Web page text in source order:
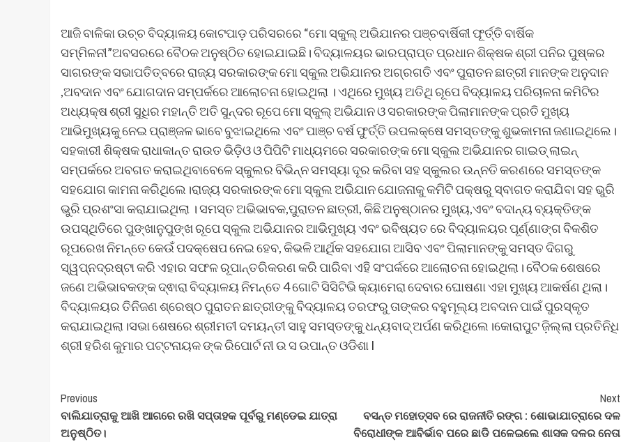
ଆଜି ବାଳିକା ଉଚ୍ଚ ବିଦ୍ୟାଳୟ କୋଟପାଡ଼ ପରିସରରେ “ମୋ ସ୍କୁଲ୍ ଅଭିଯାନର ପଞ୍ଚବାର୍ଷିକୀ ଫୂର୍ତ୍ତି ବାର୍ଷିକ
ସମ୍ମିଳନୀ”ଅବସରରେ ବୈଠକ ଅନୁଷ୍ଠିତ ହୋଇଯାଇଛି। ବିଦ୍ୟାଳୟର ଭାରପ୍ରାପ୍ତ ପ୍ରଧାନ ଶିକ୍ଷକ ଶ୍ରୀ ପନିର ପୁଷ୍କର
ସାଗରଙ୍କ ସଭାପତିତ୍ବରେ ରାଜ୍ୟ ସରକାରଙ୍କ ମୋ ସ୍କୁଲ ଅଭିଯାନର ଅଗ୍ରଗତି ଏବଂ ପୁରାତନ ଛାତ୍ରୀ ମାନଙ୍କ ଅନୁଦାନ
,ଅବଦାନ ଏବଂ ଯୋଗଦାନ ସମ୍ପର୍କରେ ଆଲୋଚନା ହୋଇଥିଲା । ଏଥିରେ ମୁଖ୍ୟ ଅତିଥି ରୂପେ ବିଦ୍ୟାଳୟ ପରିଚାଳନା କମିଟିର
ଅଧ୍ୟକ୍ଷ ଶ୍ରୀ ସୁଧିର ମହାନ୍ତି ଅତି ସୁନ୍ଦର ରୂପେ ମୋ ସ୍କୁଲ୍ ଅଭିଯାନ ଓ ସରକାରଙ୍କ ପିଲାମାନଙ୍କ ପ୍ରତି ମୁଖ୍ୟ
ଆଭିମୁଖ୍ୟକୁ ନେଇ ପ୍ରାଞ୍ଜଳ ଭାବେ ବୁଝାଇଥିଲେ ଏବଂ ପାଞ୍ଚ ବର୍ଷ ଫୁର୍ତ୍ତି ଉପଲକ୍ଷେ ସମସ୍ତଙ୍କୁ ଶୁଭକାମନା ଜଣାଇଥିଲେ।
ସହକାରୀ ଶିକ୍ଷକ ରାଧାକାନ୍ତ ରାଉତ ଭିଡ଼ିଓ ଓ ପିପିଟି ମାଧ୍ୟମରେ ସରକାରଙ୍କ ମୋ ସ୍କୁଲ ଅଭିଯାନର ଗାଇଡ୍ ଲାଇନ୍
ସମ୍ପର୍କରେ ଅବଗତ କରାଇଥିବାବେଳେ ସ୍କୁଲର ବିଭିନ୍ନ ସମସ୍ୟା ଦୂର କରିବା ସହ ସ୍କୁଲର ଉନ୍ନତି କରଣରେ ସମସ୍ତଙ୍କ
ସହଯୋଗ କାମନା କରିଥିଲେ।ରାଜ୍ୟ ସରକାରଙ୍କ ମୋ ସ୍କୁଲ ଅଭିଯାନ ଯୋଜନାକୁ କମିଟି ପକ୍ଷରୁ ସ୍ବାଗତ କରାଯିବା ସହ ଭୁରି
ଭୁରି ପ୍ରଶଂସା କରାଯାଇଥିଲା । ସମସ୍ତ ଅଭିଭାବକ,ପୁରାତନ ଛାତ୍ରୀ, କିଛି ଅନୁଷ୍ଠାନର ମୁଖ୍ୟ,ଏବଂ ବଦାନ୍ୟ ବ୍ୟକ୍ତିଙ୍କ
ଉପସ୍ଥିତିରେ ପୁଙ୍ଖାନୁପୁଙ୍ଖ ରୂପେ ସ୍କୁଲ ଅଭିଯାନର ଆଭିମୁଖ୍ୟ ଏବଂ ଭବିଷ୍ୟତ ରେ ବିଦ୍ୟାଳୟର ପୂର୍ଣ୍ଣାଙ୍ଗ ବିକଶିତ
ରୂପରେଖ ନିମନ୍ତେ କେଉଁ ପଦକ୍ଷେପ ନେଇ ହେବ, କିଭଳି ଆର୍ଥିକ ସହଯୋଗ ଆସିବ ଏବଂ ପିଲାମାନଙ୍କୁ ସମସ୍ତ ଦିଗରୁ
ସ୍ୱପ୍ନଦ୍ରଷ୍ଟା କରି ଏହାର ସଫଳ ରୂପାନ୍ତରିକରଣ କରି ପାରିବା ଏହି ସଂପର୍କରେ ଆଲୋଚନା ହୋଇଥିଲା। ବୈଠକ ଶେଷରେ
ଜଣେ ଅଭିଭାବକଙ୍କ ଦ୍ଵାରା ବିଦ୍ୟାଳୟ ନିମନ୍ତେ 4 ଗୋଟି ସିସିଟିଭି କ୍ୟାମେରା ଦେବାର ଘୋଷଣା ଏହା ମୁଖ୍ୟ ଆକର୍ଷଣ ଥିଲା।
ବିଦ୍ୟାଳୟର ତିନିଜଣ ଶ୍ରେଷ୍ଠ ପୁରାତନ ଛାତ୍ରୀଙ୍କୁ ବିଦ୍ୟାଳୟ ତରଫରୁ ତାଙ୍କର ବହୁମୂଲ୍ୟ ଅବଦାନ ପାଇଁ ପୁରସ୍କୃତ
କରାଯାଇଥିଲା।ସଭା ଶେଷରେ ଶ୍ରୀମତୀ ଦମୟନ୍ତୀ ସାହୁ ସମସ୍ତଙ୍କୁ ଧନ୍ୟବାଦ୍ ଅର୍ପଣ କରିଥିଲେ।କୋରାପୁଟ ଜ଼ିଲ୍ଲା ପ୍ରତିନିଧି
ଶ୍ରୀ ହରିଶ କୁମାର ପଟ୍ଟନାୟକ ଙ୍କ ରିପୋର୍ଟ ନୀ ଉ ସ ଉପାନ୍ତ ଓଡିଶା I
Post
Navigation
Previous
ବାଲିଯାତ୍ରାକୁ ଆଖି ଆଗରେ ରଖି ସପ୍ତାହକ ପୂର୍ବରୁ ମଣ୍ଡେଇ ଯାତ୍ରା
ଅନୁଷ୍ଠିତ।
Next
ବସନ୍ତ ମହୋତ୍ସବ ରେ ରାଜନୀତି ରଙ୍ଗ : ଶୋଭାଯାତ୍ରାରେ ଦଳ
ବିରୋଧୀଙ୍କ ଆବିର୍ଭାବ ପରେ ଛାଡି ପଳେଇଲେ ଶାସକ ଦଳର ନେତା